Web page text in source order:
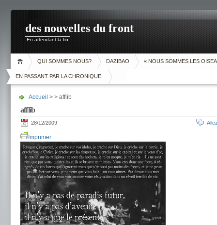
des nouvelles du front
En attendant la fin
QUI SOMMES NOUS? DAZIBAO « NOUS SOMMES LES
EN PASSANT PAR LA CHRONIQUE
Accueil > > afflib
afflib
28/12/2009
Imprimer